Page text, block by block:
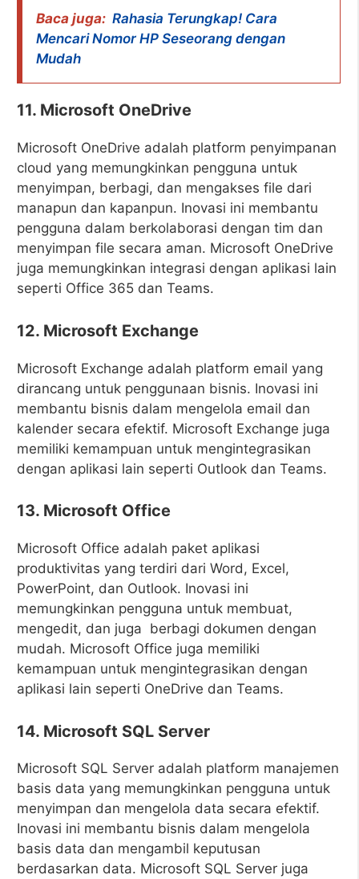
Baca juga: Rahasia Terungkap! Cara
Mencari Nomor HP Seseorang dengan
Mudah
11. Microsoft OneDrive
Microsoft OneDrive adalah platform penyimpanan
cloud yang memungkinkan pengguna untuk
menyimpan, berbagi, dan mengakses file dari
manapun dan kapanpun. Inovasi ini membantu
pengguna dalam berkolaborasi dengan tim dan
menyimpan file secara aman. Microsoft OneDrive
juga memungkinkan integrasi dengan aplikasi lain
seperti Office 365 dan Teams.
12. Microsoft Exchange
Microsoft Exchange adalah platform email yang
dirancang untuk penggunaan bisnis. Inovasi ini
membantu bisnis dalam mengelola email dan
kalender secara efektif. Microsoft Exchange juga
memiliki kemampuan untuk mengintegrasikan
dengan aplikasi lain seperti Outlook dan Teams.
13. Microsoft Office
Microsoft Office adalah paket aplikasi
produktivitas yang terdiri dari Word, Excel,
PowerPoint, dan Outlook. Inovasi ini
memungkinkan pengguna untuk membuat,
mengedit, dan juga berbagi dokumen dengan
mudah. Microsoft Office juga memiliki
kemampuan untuk mengintegrasikan dengan
aplikasi lain seperti OneDrive dan Teams.
14. Microsoft SQL Server
Microsoft SQL Server adalah platform manajemen
basis data yang memungkinkan pengguna untuk
menyimpan dan mengelola data secara efektif.
Inovasi ini membantu bisnis dalam mengelola
basis data dan mengambil keputusan
berdasarkan data. Microsoft SQL Server juga